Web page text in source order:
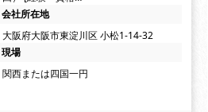
会社所在地
大阪府大阪市東淀川区 小松1-14-32
現場
関西または四国一円